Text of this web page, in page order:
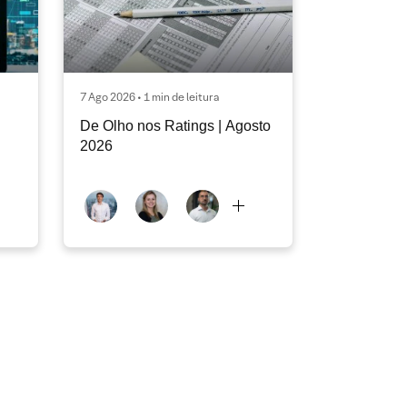
7 Ago 2026 • 1 min de leitura
De Olho nos Ratings | Agosto
2026